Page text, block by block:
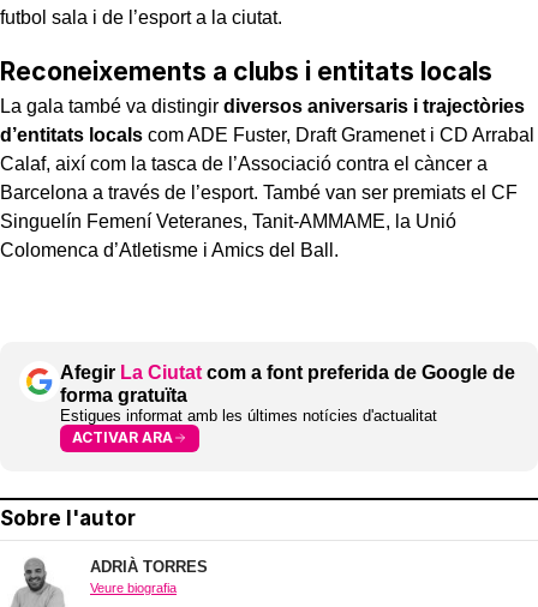
futbol sala i de l’esport a la ciutat.
Reconeixements a clubs i entitats locals
La gala també va distingir diversos aniversaris i trajectòries
d’entitats locals com ADE Fuster, Draft Gramenet i CD Arrabal
Calaf, així com la tasca de l’Associació contra el càncer a
Barcelona a través de l’esport. També van ser premiats el CF
Singuelín Femení Veteranes, Tanit-AMMAME, la Unió
Colomenca d’Atletisme i Amics del Ball.
Afegir La Ciutat com a font preferida de Google de
forma gratuïta
Estigues informat amb les últimes notícies d'actualitat
ACTIVAR ARA
Sobre l'autor
ADRIÀ TORRES
Veure biografia